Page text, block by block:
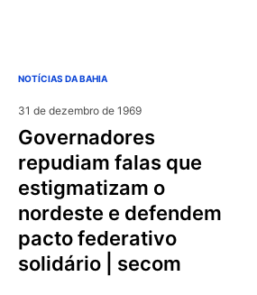
NOTÍCIAS DA BAHIA
31 de dezembro de 1969
governadores
repudiam falas que
estigmatizam o
nordeste e defendem
pacto federativo
solidário | secom